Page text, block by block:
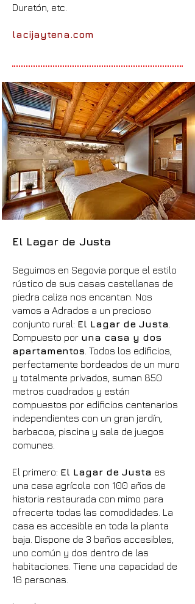
Duratón, etc.
lacijaytena.com
El Lagar de Justa
Seguimos en Segovia porque el estilo
rústico de sus casas castellanas de
piedra caliza nos encantan. Nos
vamos a Adrados a un precioso
conjunto rural: El Lagar de Justa
Compuesto por una casa y dos
apartamentos . Todos los edificios,
perfectamente bordeados de un muro
y totalmente privados, suman 850
metros cuadrados y están
compuestos por edificios centenarios
independientes con un gran jardín,
barbacoa, piscina y sala de juegos
comunes.
El primero: El Lagar de Justa es
una casa agrícola con 100 años de
historia restaurada con mimo para
ofrecerte todas las comodidades. La
casa es accesible en toda la planta
baja. Dispone de 3 baños accesibles,
uno común y dos dentro de las
habitaciones. Tiene una capacidad de
16 personas.